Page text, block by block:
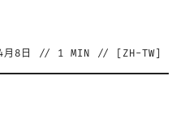
8日 // 1 MIN // [ ZH-TW